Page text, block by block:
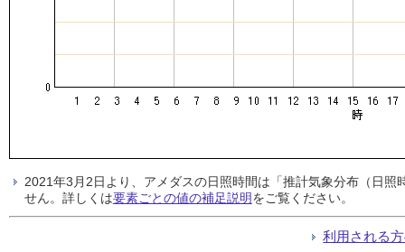
2021年3月2日より、アメダスの日照時間は「推計気象分布（日
せん。詳しくは要素ごとの値の補足説明をご覧ください。
利用される